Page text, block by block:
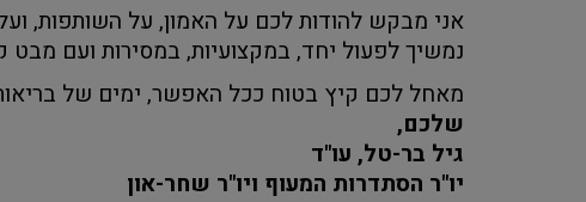
אני מבקש להודות לכם על האמון, על השותפות,
נמשיך לפעול יחד, במקצועיות, במסירות ועם
מאחל לכם קיץ בטוח ככל האפשר, ימים של
שלכם,
גיל בר-טל, עו"ד
יו"ר הסתדרות המעוף ויו"ר שחר-און